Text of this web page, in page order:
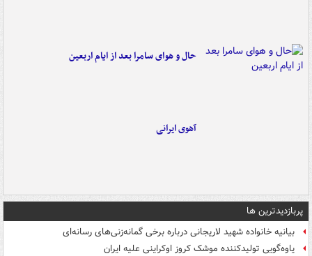
حال و هوای سامرا بعد از ایام اربعین
آهوی ایرانی
پربازدیدترین ها
بیانیه خانواده شهید لاریجانی درباره برخی گمانه‌زنی‌های رسانه‌ای
یاوه‌گویی تولیدکننده موشک کروز اوکراینی علیه ایران